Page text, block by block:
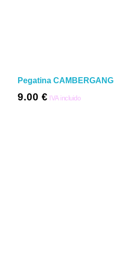
Pegatina CAMBERGANG
9.00 € IVA incluido